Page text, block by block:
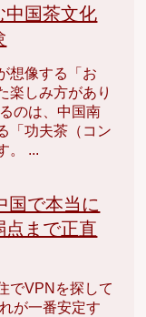
中国茶文化
想像する「お
楽しみ方があり
のは、中国南
「功夫茶（コン
。 ...
国で本当に
点まで正直
でVPNを探して
が一番安定す